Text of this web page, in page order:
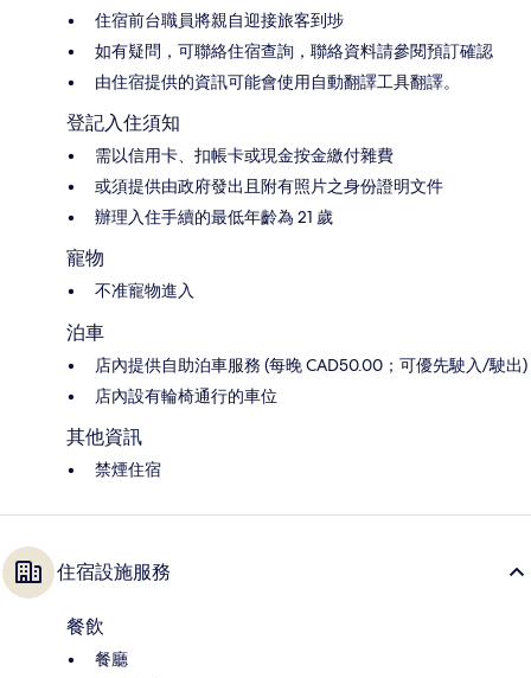
住宿前台職員將親自迎接旅客到埗
如有疑問，可聯絡住宿查詢，聯絡資料請參閱預訂確認
由住宿提供的資訊可能會使用自動翻譯工具翻譯。
登記入住須知
需以信用卡、扣帳卡或現金按金繳付雜費
或須提供由政府發出且附有照片之身份證明文件
辦理入住手續的最低年齡為 21 歲
寵物
不准寵物進入
泊車
店內提供自助泊車服務 (每晚 CAD50.00；可優先駛入/駛出)
店內設有輪椅通行的車位
其他資訊
禁煙住宿
住宿設施服務
餐飲
餐廳